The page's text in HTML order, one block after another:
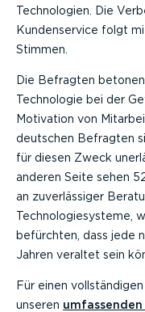
Technologien. Die
Kundenservice folgt
Stimmen.
Die Befragten
Technologie bei der
Motivation von
deutschen Befragten
für diesen Zweck
anderen Seite sehen
an zuverlässiger
Technologiesysteme,
befürchten, dass jede
Jahren veraltet sein
Für einen
unseren